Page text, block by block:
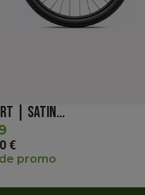
| SATIN...
€
promo